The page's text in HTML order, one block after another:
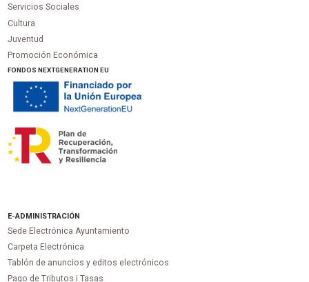
Servicios Sociales
Cultura
Juventud
Promoción Económica
FONDOS NEXTGENERATION EU
E-ADMINISTRACIÓN
Sede Electrónica Ayuntamiento
Carpeta Electrónica
Tablón de anuncios y editos electrónicos
Pago de Tributos i Tasas